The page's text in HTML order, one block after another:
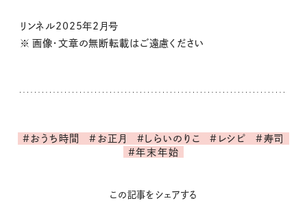
リンネル2025年2月号
※ 画像・文章の無断転載はご遠慮ください
#おうち時間 #お正月 #しらいのりこ #レシピ
#寿司
#年末年始
この記事をシェアする